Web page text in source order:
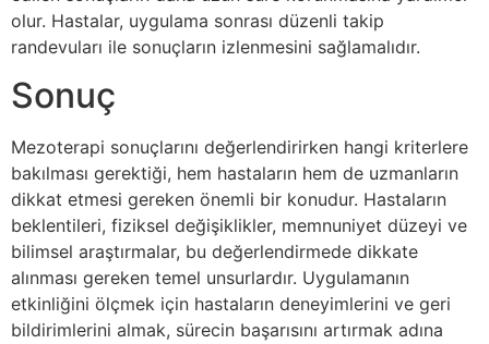
olur. Hastalar, uygulama sonrası düzenli takip
randevuları ile sonuçların izlenmesini sağlamalıdır.
Sonuç
Mezoterapi sonuçlarını değerlendirirken hangi kriterlere
bakılması gerektiği, hem hastaların hem de uzmanların
dikkat etmesi gereken önemli bir konudur. Hastaların
beklentileri, fiziksel değişiklikler, memnuniyet düzeyi ve
bilimsel araştırmalar, bu değerlendirmede dikkate
alınması gereken temel unsurlardır. Uygulamanın
etkinliğini ölçmek için hastaların deneyimlerini ve geri
bildirimlerini almak, sürecin başarısını artırmak adına